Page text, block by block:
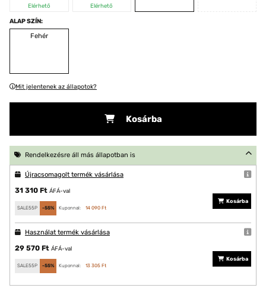
Elérhető Elérhető
ALAP SZÍN:
Fehér
Mit jelentenek az állapotok?
Kosárba
Rendelkezésre áll más állapotban is
Újracsomagolt termék vásárlása
31 310 Ft ÁFÁ-val
SALE55P -55% Kuponnal: 14 090 Ft
Kosárba
Használat termék vásárlása
29 570 Ft ÁFÁ-val
SALE55P -55% Kuponnal: 13 305 Ft
Kosárba